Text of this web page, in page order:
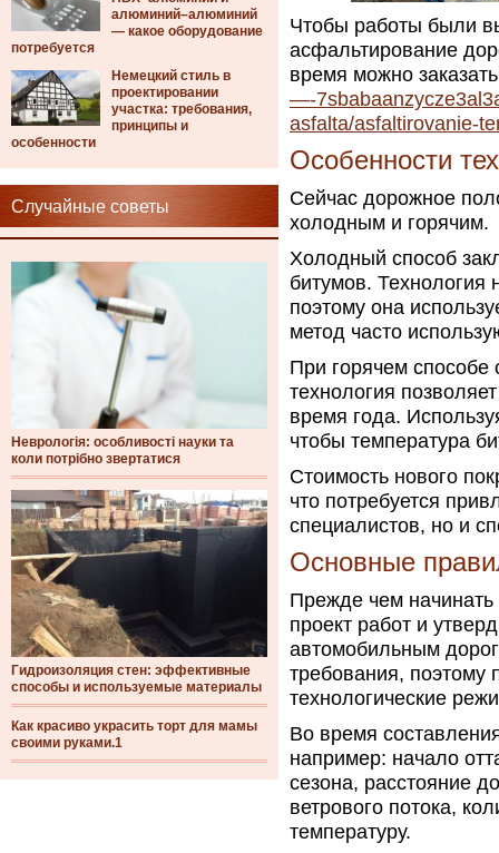
алюминий–алюминий
— какое оборудование
потребуется
Немецкий стиль в
проектировании
участка: требования,
принципы и
особенности
Случайные советы
Неврологія: особливості науки та
коли потрібно звертатися
Гидроизоляция стен: эффективные
способы и используемые материалы
Как красиво украсить торт для мамы
своими руками.1
Чтобы работы были
асфальтирование
время можно
—-
asfalta/asfaltirovanie-
Особенности
Сейчас дорожное
холодным и горячим.
Холодный способ
битумов.
поэтому она
метод часто
При горячем
технология
время года.
чтобы температура
Стоимость нового
что потребуется
специалистов, но и
Основные
Прежде чем начинать
проект работ и
автомобильным
требования, поэтому
технологические
Во время
например: начало
сезона, расстояние
ветрового потока,
температуру.